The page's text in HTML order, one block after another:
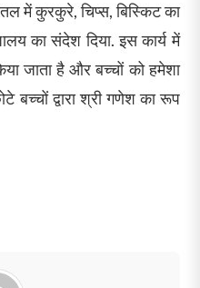
में कुरकुरे, चिप्स, बिस्किट का
का संदेश दिया. इस कार्य में
जाता है और बच्चों को हमेशा
बच्चों द्वारा श्री गणेश का रूप